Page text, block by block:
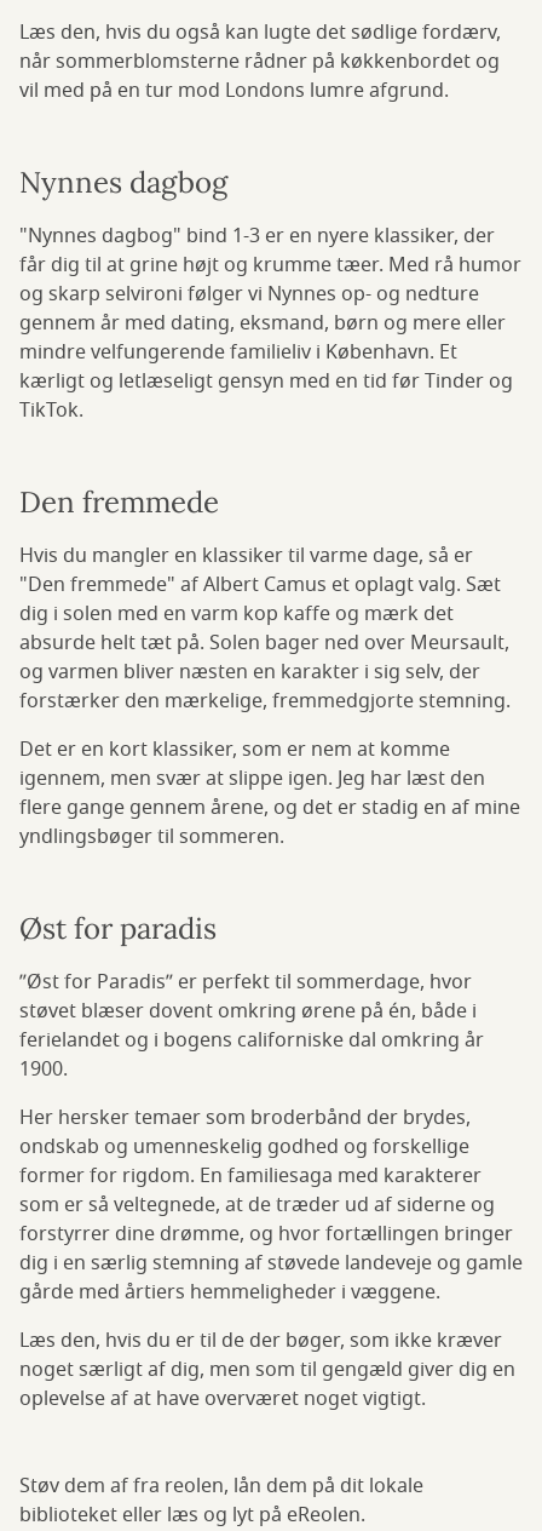
Læs den, hvis du også kan lugte det sødlige fordærv,
når sommerblomsterne rådner på køkkenbordet og
vil med på en tur mod Londons lumre afgrund.
Nynnes dagbog
"Nynnes dagbog" bind 1-3 er en nyere klassiker, der
får dig til at grine højt og krumme tæer. Med rå humor
og skarp selvironi følger vi Nynnes op- og nedture
gennem år med dating, eksmand, børn og mere eller
mindre velfungerende familieliv i København. Et
kærligt og letlæseligt gensyn med en tid før Tinder og
TikTok.
Den fremmede
Hvis du mangler en klassiker til varme dage, så er
"Den fremmede" af Albert Camus et oplagt valg. Sæt
dig i solen med en varm kop kaffe og mærk det
absurde helt tæt på. Solen bager ned over Meursault,
og varmen bliver næsten en karakter i sig selv, der
forstærker den mærkelige, fremmedgjorte stemning.
Det er en kort klassiker, som er nem at komme
igennem, men svær at slippe igen. Jeg har læst den
flere gange gennem årene, og det er stadig en af mine
yndlingsbøger til sommeren.
Øst for paradis
”Øst for Paradis” er perfekt til sommerdage, hvor
støvet blæser dovent omkring ørene på én, både i
ferielandet og i bogens californiske dal omkring år
1900.
Her hersker temaer som broderbånd der brydes,
ondskab og umenneskelig godhed og forskellige
former for rigdom. En familiesaga med karakterer
som er så veltegnede, at de træder ud af siderne og
forstyrrer dine drømme, og hvor fortællingen bringer
dig i en særlig stemning af støvede landeveje og gamle
gårde med årtiers hemmeligheder i væggene.
Læs den, hvis du er til de der bøger, som ikke kræver
noget særligt af dig, men som til gengæld giver dig en
oplevelse af at have overværet noget vigtigt.
Støv dem af fra reolen, lån dem på dit lokale
biblioteket eller læs og lyt på eReolen.